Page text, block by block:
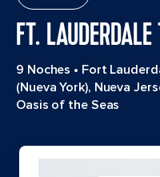
FT.
9 Noches • Fort
(Nueva York), Nueva
Oasis of the Seas